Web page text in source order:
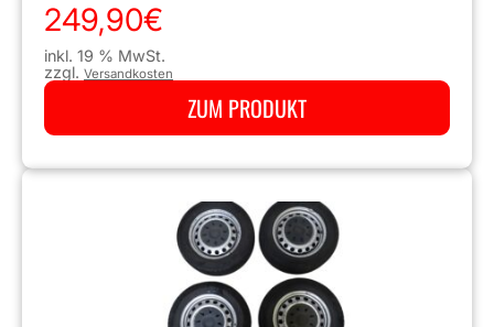
249,90€
inkl. 19 % MwSt.
zzgl. Versandkosten
ZUM PRODUKT